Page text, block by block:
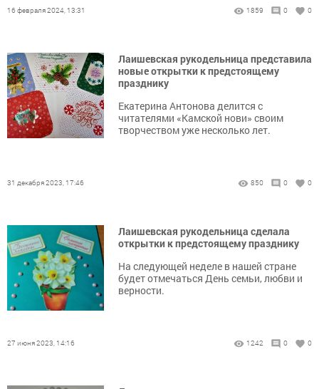
16 февраля 2024, 13:31 1859 0 0
Лаишевская рукодельница представила
новые открытки к предстоящему
празднику
Екатерина Антонова делится с
читателями «Камской нови» своим
творчеством уже несколько лет.
31 декабря 2023, 17:46 850 0 0
Лаишевская рукодельница сделала
открытки к предстоящему празднику
На следующей неделе в нашей стране
будет отмечаться День семьи, любви и
верности.
27 июня 2023, 14:16 1242 0 0